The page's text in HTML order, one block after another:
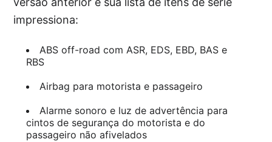
impressiona:
ABS off-road com ASR, EDS, EBD, BAS e
RBS
Airbag para motorista e passageiro
Alarme sonoro e luz de advertência para
cintos de segurança do motorista e do
passageiro não afivelados